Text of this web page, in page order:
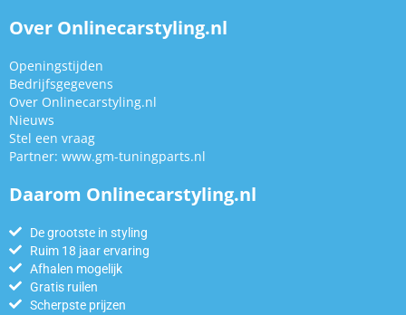
Over Onlinecarstyling.nl
Openingstijden
Bedrijfsgegevens
Over Onlinecarstyling.nl
Nieuws
Stel een vraag
Partner: www.gm-tuningparts.nl
Daarom Onlinecarstyling.nl
De grootste in styling
Ruim 18 jaar ervaring
Afhalen mogelijk
Gratis ruilen
Scherpste prijzen